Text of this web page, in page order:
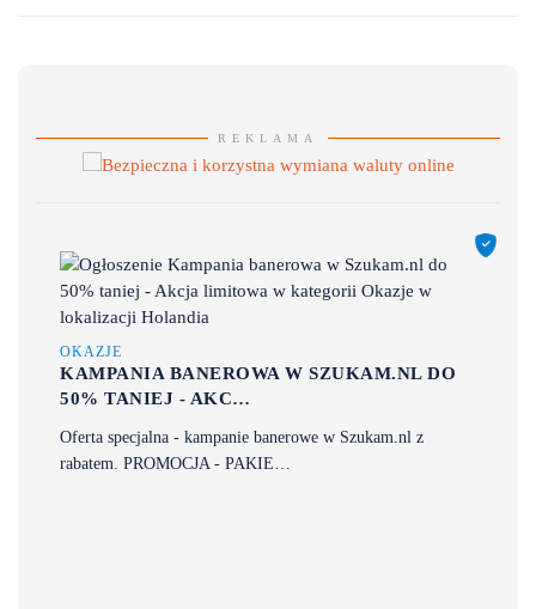
REKLAMA
OKAZJE
KAMPANIA BANEROWA W SZUKAM.NL DO
50% TANIEJ - AKC…
Oferta specjalna - kampanie banerowe w Szukam.nl z
rabatem. PROMOCJA - PAKIE…